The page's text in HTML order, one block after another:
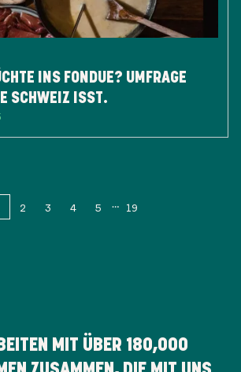
INS FONDUE? UMFRAGE
SCHWEIZ ISST.
2 3 4 5 19
MIT ÜBER 180,000
ZUSAMMEN, DIE MIT UNS